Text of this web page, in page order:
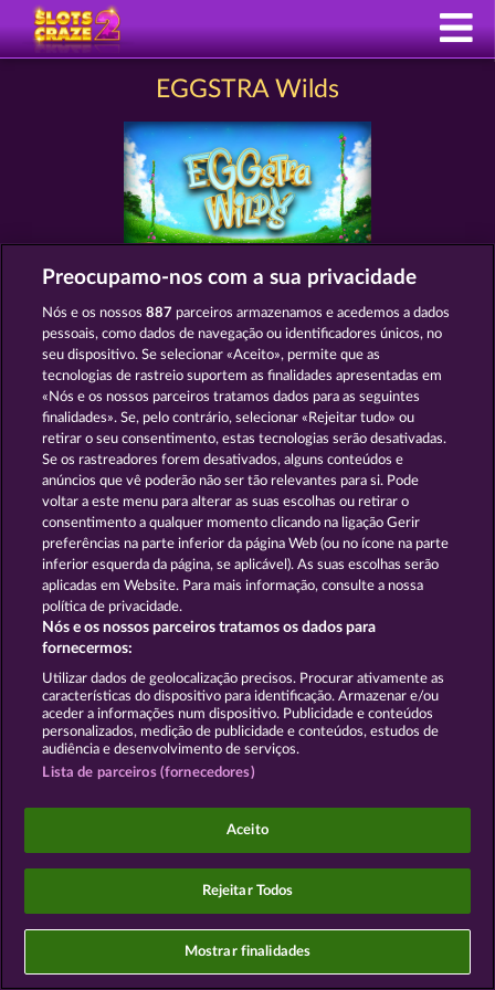
EGGSTRA Wilds
Termos e Condições
Declaração de Privacidade Marca
Empresa Perguntas frequentes Facebook
Enviar pedido de rescisão
Os jogos do Casino social destinam-se apenas a fins
de entretenimento e não têm qualquer influência
em qualquer possível sucesso futuro ao jogar com
dinheiro real.
©2026 Whow Games GmbH
Preocupamo-nos com a sua privacidade
Nós e os nossos887 parceiros armazenamos e acedemos a dados
pessoais, como dados de navegação ou identificadores únicos, no
seu dispositivo. Se selecionar «Aceito», permite que as
tecnologias de rastreio suportem as finalidades apresentadas em
«Nós e os nossos parceiros tratamos dados para as seguintes
finalidades». Se, pelo contrário, selecionar «Rejeitar tudo» ou
retirar o seu consentimento, estas tecnologias serão desativadas.
Se os rastreadores forem desativados, alguns conteúdos e
anúncios que vê poderão não ser tão relevantes para si. Pode
voltar a este menu para alterar as suas escolhas ou retirar o
consentimento a qualquer momento clicando na ligação Gerir
preferências na parte inferior da página Web (ou no ícone na parte
inferior esquerda da página, se aplicável). As suas escolhas serão
aplicadas em Website. Para mais informação, consulte a nossa
política de privacidade.
Nós e os nossos parceiros tratamos os dados para
fornecermos:
Utilizar dados de geolocalização precisos. Procurar ativamente as
características do dispositivo para identificação. Armazenar e/ou
aceder a informações num dispositivo. Publicidade e conteúdos
personalizados, medição de publicidade e conteúdos, estudos de
audiência e desenvolvimento de serviços.
Lista de parceiros (fornecedores)
Aceito
Rejeitar Todos
Mostrar finalidades